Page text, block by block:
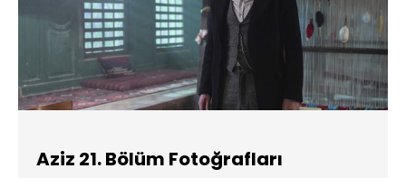
Aziz 21. Bölüm Fotoğrafları